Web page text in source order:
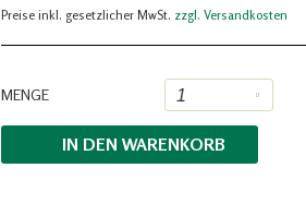
Preise inkl. gesetzlicher MwSt. zzgl. Versandkosten
MENGE
IN DEN WARENKORB